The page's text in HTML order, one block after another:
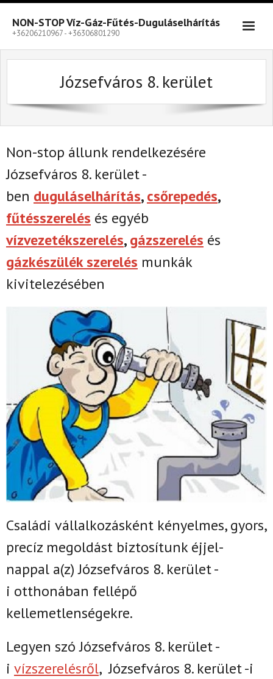
Skip
content
NON-STOP Víz-Gáz-Fűtés-Duguláselhárítás
+36206210967 - +36306801290
Józsefváros 8. kerület
Non-stop állunk rendelkezésére
Józsefváros 8. kerület -
ben duguláselhárítás,csőrepedés,
fűtésszerelés és egyéb
vízvezetékszerelés,gázszerelés és
gázkészülék szerelés munkák
kivitelezésében
Családi vállalkozásként kényelmes, gyors,
precíz megoldást biztosítunkéjjel-
nappal a(z)Józsefváros 8. kerület -
i otthonában fellépő
kellemetlenségekre.
Legyen szó Józsefváros 8. kerület -
i vízszerelésről, Józsefváros 8. kerület -i